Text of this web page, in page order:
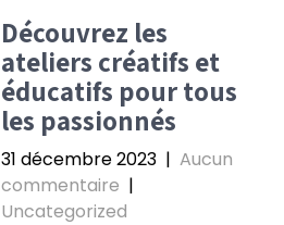
Découvrez les
ateliers créatifs et
éducatifs pour tous
les passionnés
31 décembre 2023 | Aucun
commentaire |
Uncategorized